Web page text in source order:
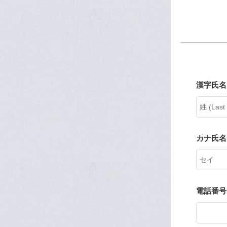
漢字氏
カナ氏名
電話番